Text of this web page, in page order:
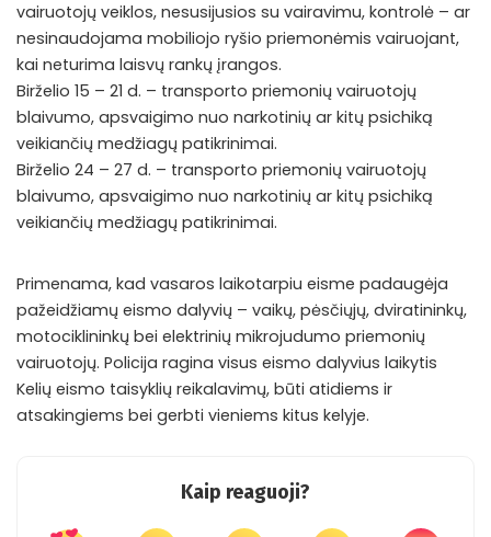
vairuotojų veiklos, nesusijusios su vairavimu, kontrolė – ar
nesinaudojama mobiliojo ryšio priemonėmis vairuojant,
kai neturima laisvų rankų įrangos.
Birželio 15 – 21 d. – transporto priemonių vairuotojų
blaivumo, apsvaigimo nuo narkotinių ar kitų psichiką
veikiančių medžiagų patikrinimai.
Birželio 24 – 27 d. – transporto priemonių vairuotojų
blaivumo, apsvaigimo nuo narkotinių ar kitų psichiką
veikiančių medžiagų patikrinimai.
Primenama, kad vasaros laikotarpiu eisme padaugėja
pažeidžiamų eismo dalyvių – vaikų, pėsčiųjų, dviratininkų,
motociklininkų bei elektrinių mikrojudumo priemonių
vairuotojų. Policija ragina visus eismo dalyvius laikytis
Kelių eismo taisyklių reikalavimų, būti atidiems ir
atsakingiems bei gerbti vieniems kitus kelyje.
Kaip reaguoji?